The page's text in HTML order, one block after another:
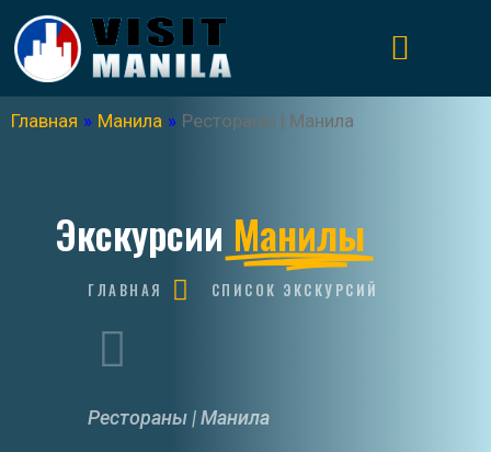
Главная » Манила » Рестораны | Манила
Экскурсии Манилы
ГЛАВНАЯ СПИСОК ЭКСКУРСИЙ
Рестораны | Манила